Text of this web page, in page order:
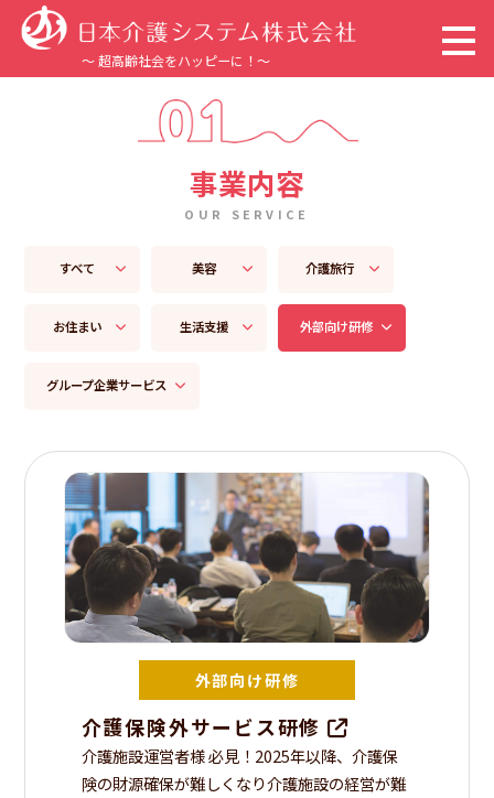
～ 超高齢社会をハッピーに！～
お問い合わせ
事業内容
OUR SERVICE
すべて 美容 介護旅行
お住まい 生活支援 外部向け研修
グループ企業サービス
介護保険外サービス研修
介護施設運営者様 必見！2025年以降、介護保
険の財源確保が難しくなり介護施設の経営が難